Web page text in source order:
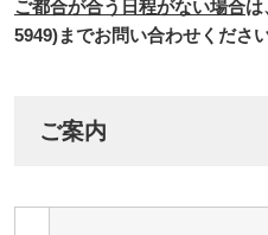
ご都合が合う日程がない場合は
5949)までお問い合わせください
ご案内